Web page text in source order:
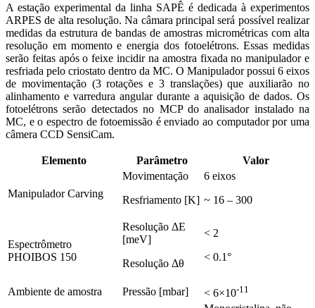
A estação experimental da linha SAPÊ é dedicada à experimentos
ARPES de alta resolução. Na câmara principal será possível realizar
medidas da estrutura de bandas de amostras micrométricas com alta
resolução em momento e energia dos fotoelétrons. Essas medidas
serão feitas após o feixe incidir na amostra fixada no manipulador e
resfriada pelo criostato dentro da MC. O Manipulador possui 6 eixos
de movimentação (3 rotações e 3 translações) que auxiliarão no
alinhamento e varredura angular durante a aquisição de dados. Os
fotoelétrons serão detectados no MCP do analisador instalado na
MC, e o espectro de fotoemissão é enviado ao computador por uma
câmera CCD SensiCam.
Elemento Parâmetro Valor
Manipulador Carving
Movimentação
Resfriamento [K]
6 eixos
~ 16 – 300
Espectrômetro
PHOIBOS 150
Resolução ΔE
[meV]
Resolução Δθ
< 2
< 0.1°
Ambiente de amostra Pressão [mbar] < 6×10-11